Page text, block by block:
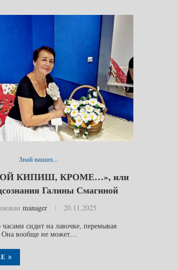
Знай наших...
КИПИШ, КРОМЕ…», или
Галины Смагиной
manager
20.11.2025
сидит на лавочке, перемывая
Она вообще не может…